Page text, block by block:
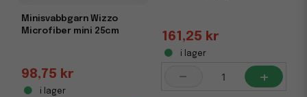
Minisvabbgarn Wizzo
Microfiber mini 25cm
98,75 kr
i lager
161,25 kr
i lager
- +